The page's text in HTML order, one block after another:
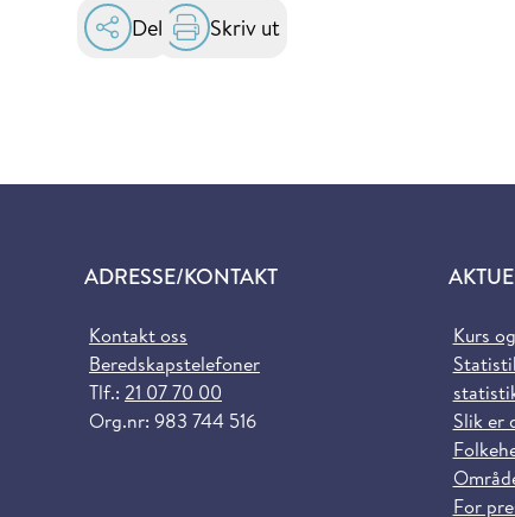
Del Skriv ut
ADRESSE/KONTAKT
Kontakt oss
Beredskapstelefoner
Tlf.: 21 07 70 00
Org.nr: 983 744 516
Kurs
Slik er
For